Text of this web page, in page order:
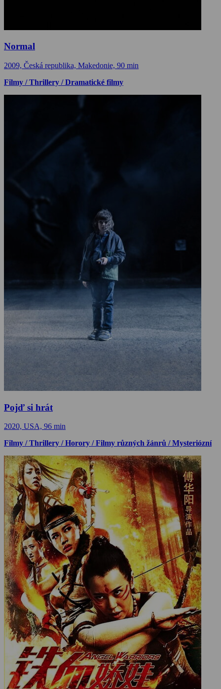
Normal
2009, Česká republika, Makedonie, 90 min
Filmy / Thrillery / Dramatické filmy
Pojď si hrát
2020, USA, 96 min
Filmy / Thrillery / Horory / Filmy různých žánrů / Mysteriózní